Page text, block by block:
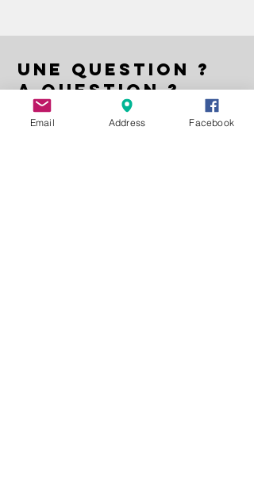
UNE QUESTION ?
A QUESTION ?
EIN FRAGE ?
Email Address Facebook